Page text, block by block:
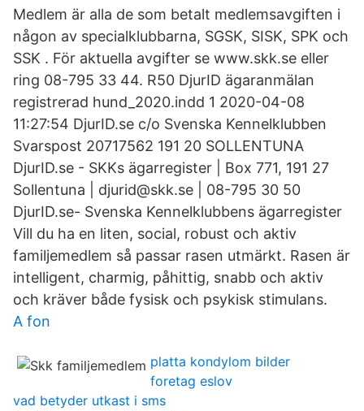
Medlem är alla de som betalt medlemsavgiften i
någon av specialklubbarna, SGSK, SISK, SPK och
SSK . För aktuella avgifter se www.skk.se eller
ring 08-795 33 44. R50 DjurID ägaranmälan
registrerad hund_2020.indd 1 2020-04-08
11:27:54 DjurID.se c/o Svenska Kennelklubben
Svarspost 20717562 191 20 SOLLENTUNA
DjurID.se - SKKs ägarregister | Box 771, 191 27
Sollentuna | djurid@skk.se | 08-795 30 50
DjurID.se- Svenska Kennelklubbens ägarregister
Vill du ha en liten, social, robust och aktiv
familjemedlem så passar rasen utmärkt. Rasen är
intelligent, charmig, påhittig, snabb och aktiv
och kräver både fysisk och psykisk stimulans.
A fon
platta kondylom bilder
foretag eslov
vad betyder utkast i sms